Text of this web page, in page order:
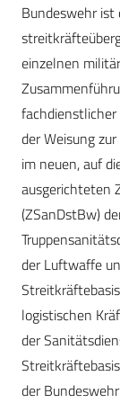
Bundeswehr ist
einzelnen
fachdienstlicher
der Weisung
im neuen, auf
ausgerichteten
(ZSanDstBw)
der Luftwaffe
logistischen
der
der